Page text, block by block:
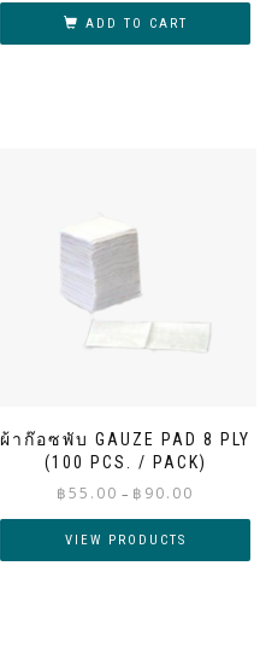
ADD TO CART
ผ้าก๊อซพับ GAUZE PAD 8 PLY
(100 PCS. / PACK)
฿55.00 – ฿ 90.00
range:
through
VIEW PRODUCTS